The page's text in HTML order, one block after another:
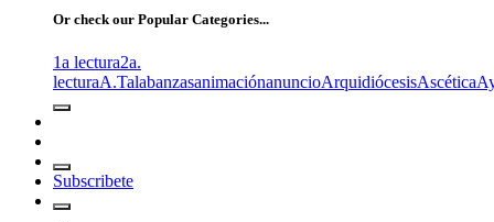
Or check our Popular Categories...
1a lectura2a.
lecturaA.TalabanzasanimaciónanuncioArquidiócesisAscética
Subscribete